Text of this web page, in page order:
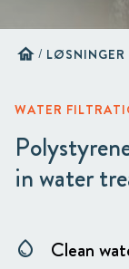
home / LØSNINGER
WATER
in water
water_drop Clean